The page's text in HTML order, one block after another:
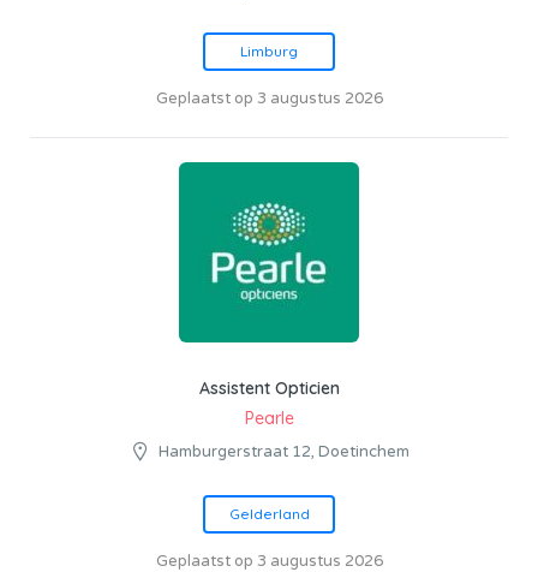
Limburg
Geplaatst op 3 augustus 2026
Assistent Opticien
Pearle
Hamburgerstraat 12, Doetinchem
Gelderland
Geplaatst op 3 augustus 2026